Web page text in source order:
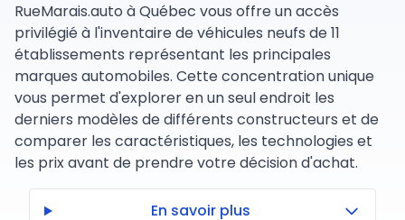
RueMarais.auto à Québec vous offre un accès
privilégié à l'inventaire de véhicules neufs de 11
établissements représentant les principales
marques automobiles. Cette concentration unique
vous permet d'explorer en un seul endroit les
derniers modèles de différents constructeurs et de
comparer les caractéristiques, les technologies et
les prix avant de prendre votre décision d'achat.
En savoir plus